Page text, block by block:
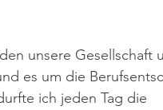
unsere Gesellschaft
es um die
ich jeden Tag die